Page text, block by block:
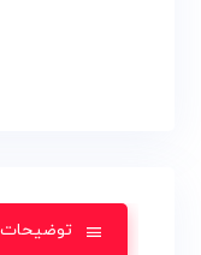
توضیحات